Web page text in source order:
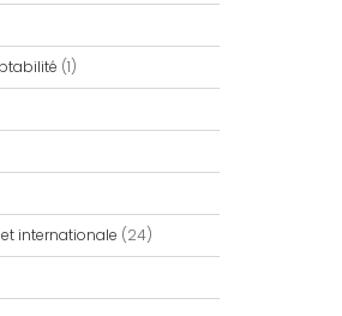
(1)
internationale (24)